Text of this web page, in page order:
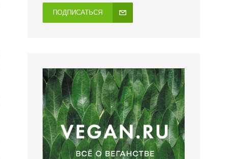
ПОДПИСАТЬСЯ